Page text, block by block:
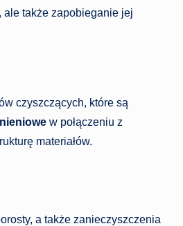
także zapobieganie jej
czyszczących, które są
w połączeniu z
materiałów.
a także zanieczyszczenia